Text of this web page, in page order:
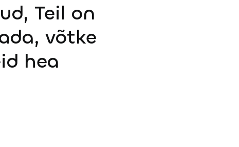
Teil on
võtke
hea